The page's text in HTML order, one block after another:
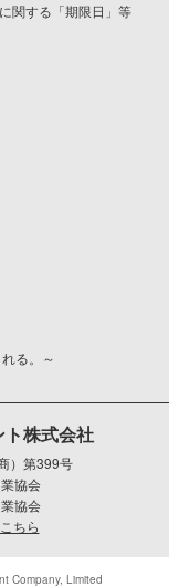
関する「期限日」等
る。～
株式会社
）第399号
協会
協会
ちら
Company, Limited